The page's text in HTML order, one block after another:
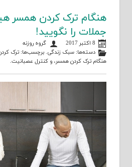
هنگام ترک کردن همسر
جملات را نگویید!
8 اکتبر 2017
گروه روزنه
دسته‌ها:سبک زندگی. برچسب‌ها:ترک
هنگام ترک کردن همسر، و کنترل عصبانیت.